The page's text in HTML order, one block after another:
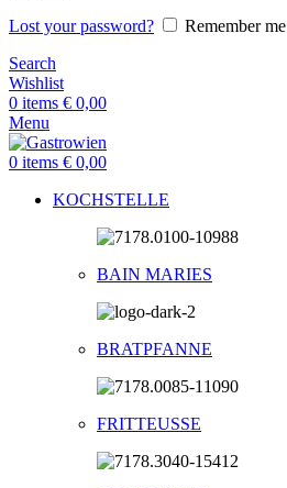
Lost your password?
Remember me
Search
Wishlist
0 items € 0,00
Menu
0 items € 0,00
KOCHSTELLE
BAIN MARIES
BRATPFANNE
FRITTEUSSE